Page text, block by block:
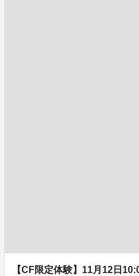
【CF限定体験】11月12日